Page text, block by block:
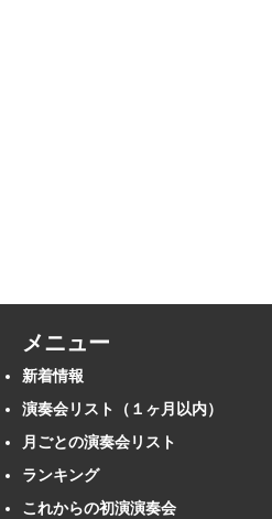
メニュー
新着情報
演奏会リスト（１ヶ月以内）
月ごとの演奏会リスト
ランキング
これからの初演演奏会